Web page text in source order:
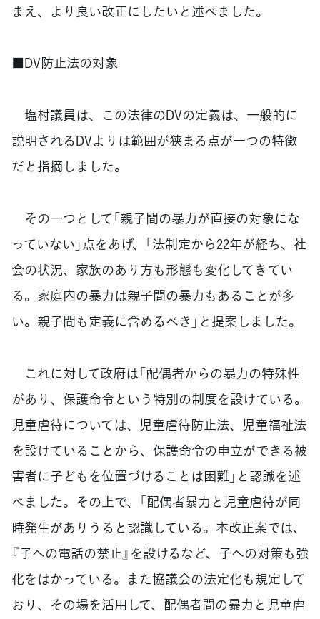
まえ、より良い改正にしたいと述べました。
■DV防止法の対象
塩村議員は、この法律のDVの定義は、一般的に
説明されるDVよりは範囲が狭まる点が一つの特徴
だと指摘しました。
その一つとして「親子間の暴力が直接の対象にな
っていない」点をあげ、「法制定から22年が経ち、社
会の状況、家族のあり方も形態も変化してきてい
る。家庭内の暴力は親子間の暴力もあることが多
い。親子間も定義に含めるべき」と提案しました。
これに対して政府は「配偶者からの暴力の特殊性
があり、保護命令という特別の制度を設けている。
児童虐待については、児童虐待防止法、児童福祉法
を設けていることから、保護命令の申立ができる被
害者に子どもを位置づけることは困難」と認識を述
べました。その上で、「配偶者暴力と児童虐待が同
時発生がありうると認識している。本改正案では、
『子への電話の禁止』を設けるなど、子への対策も強
化をはかっている。また協議会の法定化も規定して
おり、その場を活用して、配偶者間の暴力と児童虐